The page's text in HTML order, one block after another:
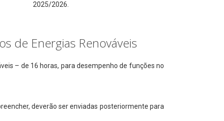
2025/2026.
de Energias Renováveis
– de 16 horas, para desempenho de funções no
deverão ser enviadas posteriormente para